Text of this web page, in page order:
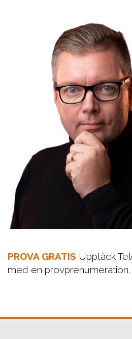
PROVA GRATIS Upptäck
med en provprenumeration.